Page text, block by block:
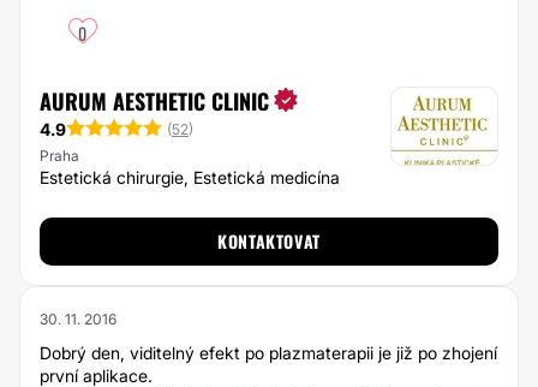
0
AURUM AESTHETIC CLINIC
4.9 (52)
Praha
Estetická chirurgie, Estetická medicína
KONTAKTOVAT
30. 11. 2016
Dobrý den, viditelný efekt po plazmaterapii je již po zhojení
první aplikace.